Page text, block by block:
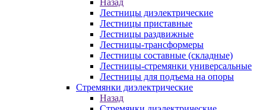
Назад
Лестницы диэлектрические
Лестницы приставные
Лестницы раздвижные
Лестницы-трансформеры
Лестницы составные (складные)
Лестницы-стремянки универсальные
Лестницы для подъема на опоры
Стремянки диэлектрические
Назад